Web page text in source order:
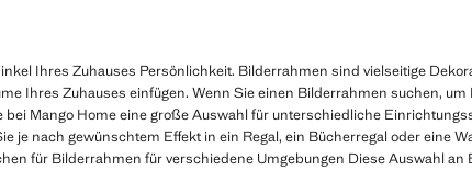
Ihres Zuhauses Persönlichkeit. Bilderrahmen sind vielseitige
Ihres Zuhauses einfügen. Wenn Sie einen Bilderrahmen suchen,
bei Mango Home eine große Auswahl für unterschiedliche
je nach gewünschtem Effekt in ein Regal, ein Bücherregal oder eine
für Bilderrahmen für verschiedene Umgebungen Diese Auswahl an